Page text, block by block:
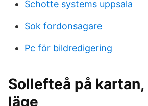
Schotte systems uppsala
Sok fordonsagare
Pc för bildredigering
Sollefteå på kartan,
läge